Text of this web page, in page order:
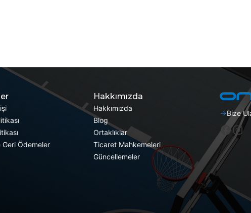
Geri Ödemeler
Hakkımızda
Hakkımızda
Blog
Ortaklıklar
Ticaret Mahkemeleri
Güncellemeler
Bize